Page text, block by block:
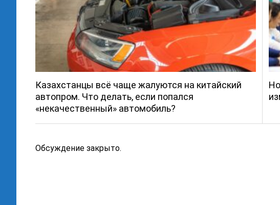
Казахстанцы всё чаще жалуются на китайский
автопром. Что делать, если попался
«некачественный» автомобиль?
Обсуждение закрыто.